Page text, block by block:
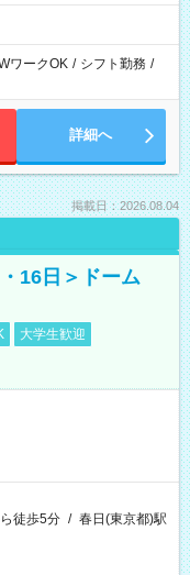
ワークOK / シフト勤務 /
詳細へ
掲載日：2026.08.04
16日＞ドーム
大学生歓迎
徒歩5分 / 春日(東京都)駅